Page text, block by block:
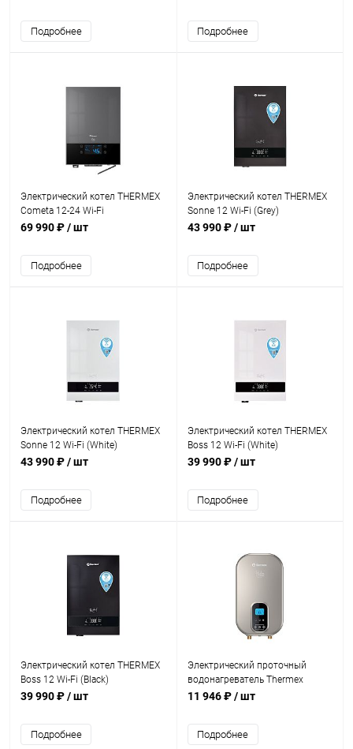
Подробнее Подробнее
Электрический котел THERMEX
Cometa 12-24 Wi-Fi
69 990 ₽/ шт
Подробнее
Электрический котел THERMEX
Sonne 12 Wi-Fi (Grey)
43 990 ₽/ шт
Подробнее
Электрический котел THERMEX
Sonne 12 Wi-Fi (White)
43 990 ₽/ шт
Подробнее
Электрический котел THERMEX
Boss 12 Wi-Fi (White)
39 990 ₽/ шт
Подробнее
Электрический котел THERMEX
Boss 12 Wi-Fi (Black)
39 990 ₽/ шт
Подробнее
Электрический проточный
водонагреватель Thermex
Hudson 8500
11 946 ₽/ шт
Подробнее